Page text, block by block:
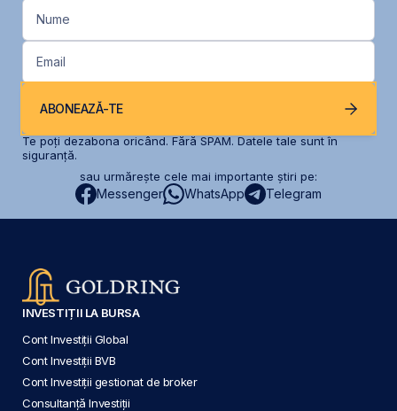
Nume
Email
ABONEAZĂ-TE
Te poți dezabona oricând. Fără SPAM. Datele tale sunt în
siguranță.
sau urmărește cele mai importante știri pe:
Messenger WhatsApp Telegram
INVESTIȚII LA BURSA
Cont Investiții Global
Cont Investiții BVB
Cont Investiții gestionat de broker
Consultanță Investiții